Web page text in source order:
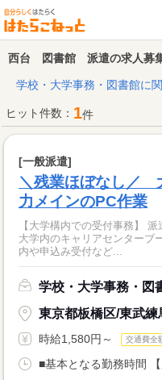
西台 図書館 派遣の求人募
学校・大学事務・図書館に
ヒット件数： 1件
[一般派遣]
＼残業ほぼなし／
力メインのPC作業
【大学構内での受付事務】
大学内のキャリアセンターブ
内や申込み受付など...
学校・大学事務・図
東京都板橋区/東武練
時給1,580円～ 交通費全
■基本となる勤務時間